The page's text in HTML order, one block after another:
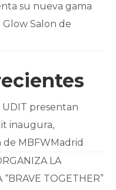
su nueva gama
Salon de
UDIT presentan
inaugura,
de MBFWMadrid
LA
TOGETHER”